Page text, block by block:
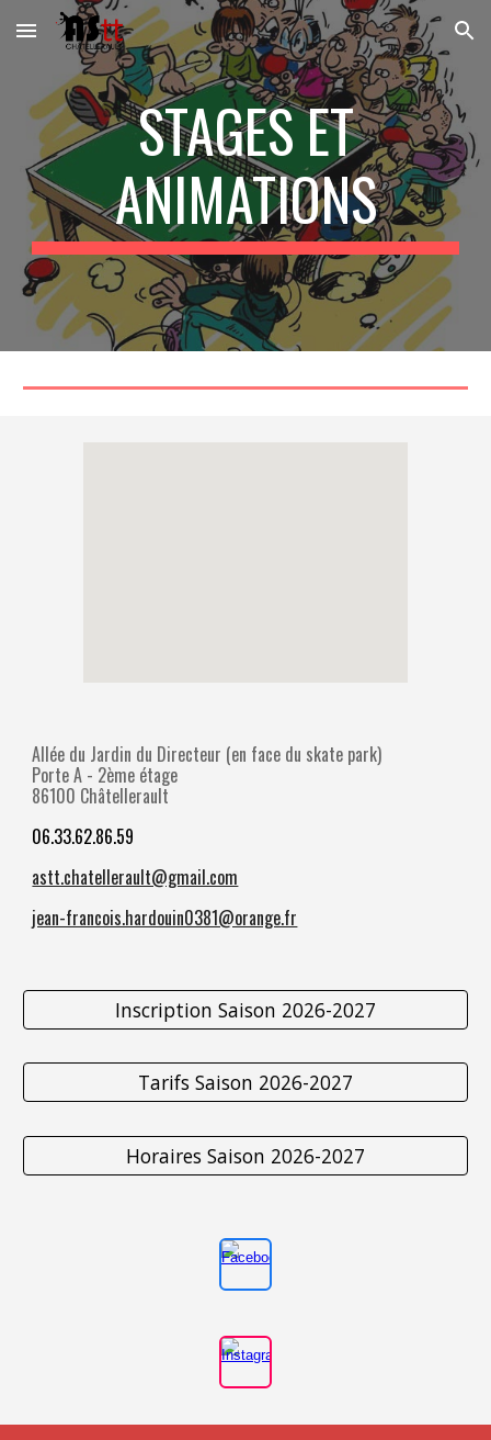
Skip to main content Skip to navigation
STAGES ET
ANIMATIONS
Allée du Jardin du Directeur (en face du skate park)
Porte A - 2ème étage
86100 Châtellerault
06.33.62.86.59
astt.chatellerault@gmail.com
jean-francois.hardouin0381@orange.fr
Inscription Saison 2026-2027
Tarifs Saison 2026-2027
Horaires Saison 2026-2027